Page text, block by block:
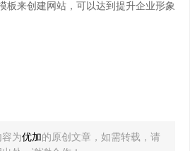
板来创建网站，可以达到提升企业形象
为优加的原创文章，如需转载，请